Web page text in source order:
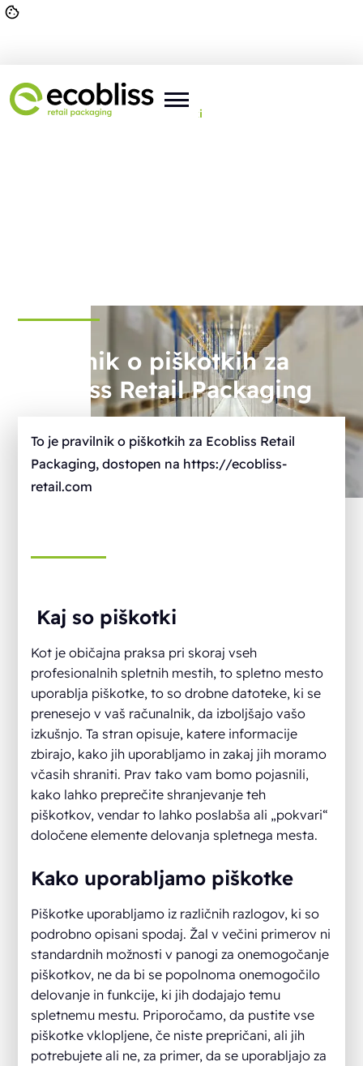
Tu ste: Domov > Splošno Piškotki
Pravilnik o piškotkih za
Ecobliss Retail Packaging
To je pravilnik o piškotkih za Ecobliss Retail
Packaging, dostopen na https://ecobliss-
retail.com
Kaj so piškotki
Kot je običajna praksa pri skoraj vseh
profesionalnih spletnih mestih, to spletno mesto
uporablja piškotke, to so drobne datoteke, ki se
prenesejo v vaš računalnik, da izboljšajo vašo
izkušnjo. Ta stran opisuje, katere informacije
zbirajo, kako jih uporabljamo in zakaj jih moramo
včasih shraniti. Prav tako vam bomo pojasnili,
kako lahko preprečite shranjevanje teh
piškotkov, vendar to lahko poslabša ali „pokvari“
določene elemente delovanja spletnega mesta.
Kako uporabljamo piškotke
Piškotke uporabljamo iz različnih razlogov, ki so
podrobno opisani spodaj. Žal v večini primerov ni
standardnih možnosti v panogi za onemogočanje
piškotkov, ne da bi se popolnoma onemogočilo
delovanje in funkcije, ki jih dodajajo temu
spletnemu mestu. Priporočamo, da pustite vse
piškotke vklopljene, če niste prepričani, ali jih
potrebujete ali ne, za primer, da se uporabljajo za